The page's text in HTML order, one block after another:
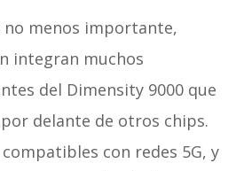
menos importante,
integran muchos
del Dimensity 9000 que
delante de otros chips.
con redes 5G, y